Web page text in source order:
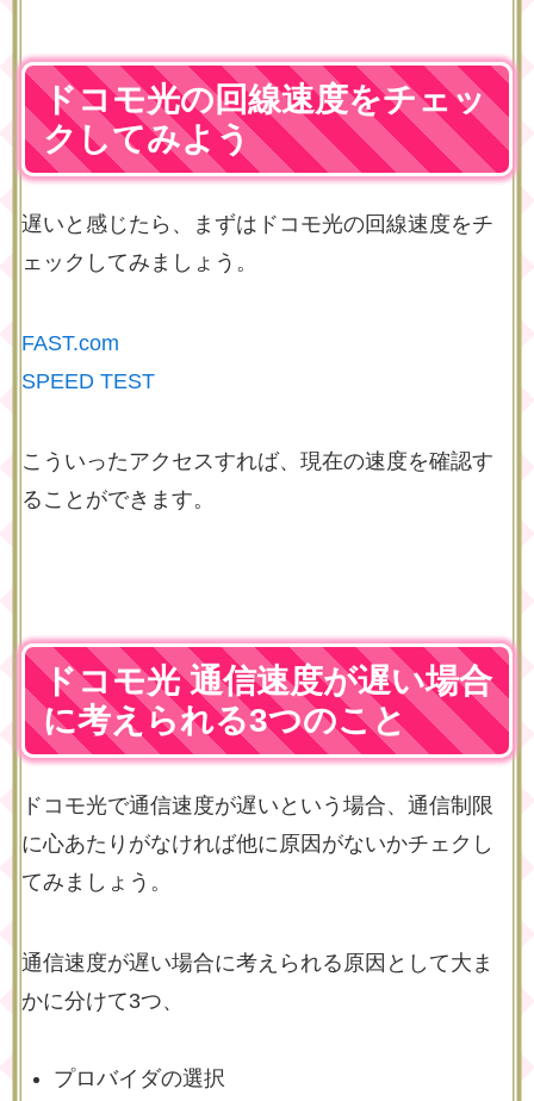
ドコモ光の回線速度をチェッ
クしてみよう
遅いと感じたら、まずはドコモ光の回線速度をチ
ェックしてみましょう。
FAST.com
SPEED TEST
こういったアクセスすれば、現在の速度を確認す
ることができます。
ドコモ光 通信速度が遅い場合
に考えられる3つのこと
ドコモ光で通信速度が遅いという場合、通信制限
に心あたりがなければ他に原因がないかチェクし
てみましょう。
通信速度が遅い場合に考えられる原因として大ま
かに分けて3つ、
プロバイダの選択